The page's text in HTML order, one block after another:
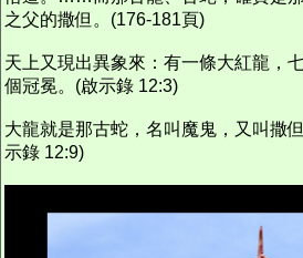
之父的撒但。(176-181頁)
天上又現出異象來：有一條大紅龍，
個冠冕。(啟示錄 12:3)
大龍就是那古蛇，名叫魔鬼，又叫撒
示錄 12:9)